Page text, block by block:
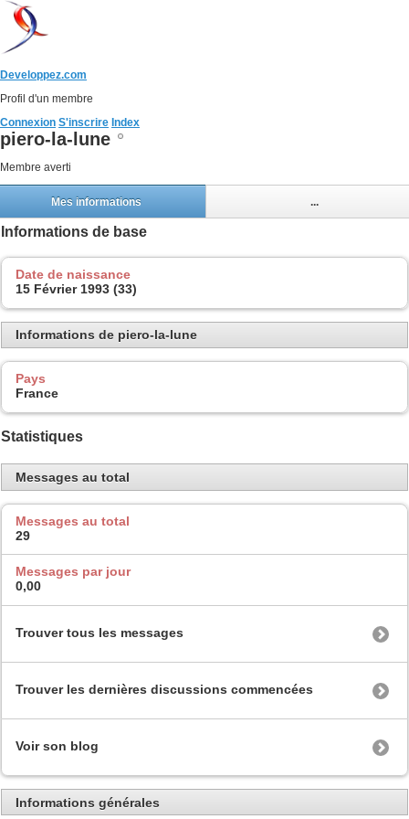
Developpez.com
Profil d'un membre
Connexion S'inscrire Index
piero-la-lune
Membre averti
Mes informations ...
Informations de base
Date de naissance
15 Février 1993 (33)
Informations de piero-la-lune
Pays
France
Statistiques
Messages au total
Messages au total
29
Messages par jour
0,00
Trouver tous les messages
Trouver les dernières discussions commencées
Voir son blog
Informations générales